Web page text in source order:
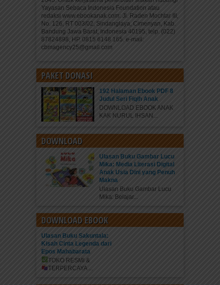
Yayasan Sebaca Indonesia Foundation atau
redaksi www.ebookanak.com: Jl. Raden Mochtar III,
No. 126, RT 003/02, Sindanglaya, Cimenyan, Kab.
Bandung Jawa Barat, Indonesia 40195, telp. (022)
87824898, HP. 0815 6148 165. e-mail:
cbmagency25@gmail.com
PAKET DONASI
192 Halaman Ebook PDF 8
Judul Seri Fiqih Anak
DOWNLOAD EBOOK ANAK
KAK NURUL IHSAN...
DOWNLOAD
Ulasan Buku Gambar Lucu
Mika: Media Literasi Digital
Anak Usia Dini yang Penuh
Makna
Ulasan Buku Gambar Lucu
Mika: Belajar...
DOWNLOAD EBOOK
Ulasan Buku Sakuntala:
Kisah Cinta Legenda dari
Epos Mahabarata
TOKO RESMI &
TERPERCAYA ...